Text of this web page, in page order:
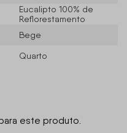
Eucalipto 100% de
Reflorestamento
Bege
Quarto
este produto.